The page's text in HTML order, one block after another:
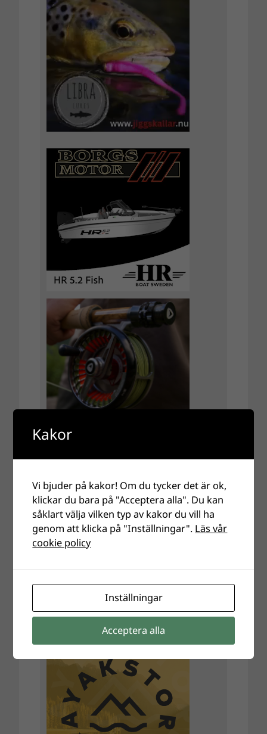
Kakor
Vi bjuder på kakor! Om du tycker det är ok,
klickar du bara på "Acceptera alla". Du kan
såklart välja vilken typ av kakor du vill ha
genom att klicka på "Inställningar". Läs vår
cookie policy
Inställningar
Acceptera alla